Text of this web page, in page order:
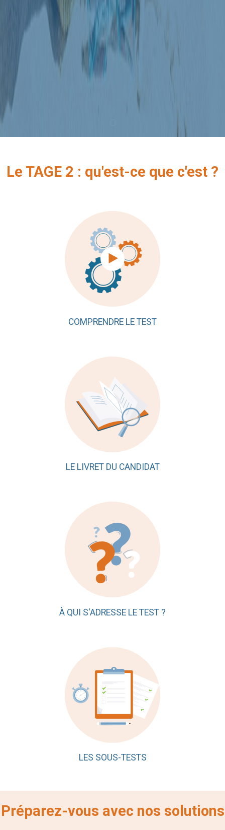
Le TAGE 2 : qu'est-ce que c'est ?
COMPRENDRE LE TEST
LE LIVRET DU CANDIDAT
À QUI S'ADRESSE LE TEST ?
LES SOUS-TESTS
Préparez-vous avec nos solutions